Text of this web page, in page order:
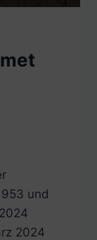
und
2024